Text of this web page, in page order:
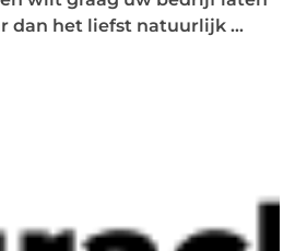
dan het liefst natuurlijk ...